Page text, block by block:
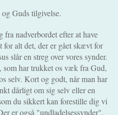
Guds tilgivelse.
fra nadverbordet efter at have
for alt det, der er gået skævt for
slår en streg over vores synder.
har trukket os væk fra Gud,
selv. Kort og godt, når man har
dårligt om sig selv eller en
du sikkert kan forestille dig vi
er også "undladelsessynder",